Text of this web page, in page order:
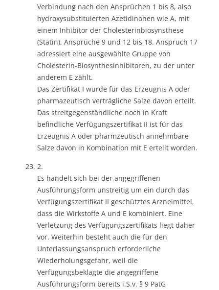
Verbindung nach den Ansprüchen 1 bis 8, also
hydroxysubstituierten Azetidinonen wie A, mit
einem Inhibitor der Cholesterinbiosynsthese
(Statin), Ansprüche 9 und 12 bis 18. Anspruch 17
adressiert eine ausgewählte Gruppe von
Cholesterin-Biosynthesinhibitoren, zu der unter
anderem E zählt.
Das Zertifikat I wurde für das Erzeugnis A oder
pharmazeutisch verträgliche Salze davon erteilt.
Das streitgegenständliche noch in Kraft
befindliche Verfügungszertifikat II ist für das
Erzeugnis A oder pharmzeutisch annehmbare
Salze davon in Kombination mit E erteilt worden.
2.
Es handelt sich bei der angegriffenen
Ausführungsform unstreitig um ein durch das
Verfügungszertifikat II geschütztes Arzneimittel,
dass die Wirkstoffe A und E kombiniert. Eine
Verletzung des Verfügungszertifikats liegt daher
vor. Weiterhin besteht auch die für den
Unterlassungsanspruch erforderliche
Wiederholungsgefahr, weil die
Verfügungsbeklagte die angegriffene
Ausführungsform bereits i.S.v. § 9 PatG